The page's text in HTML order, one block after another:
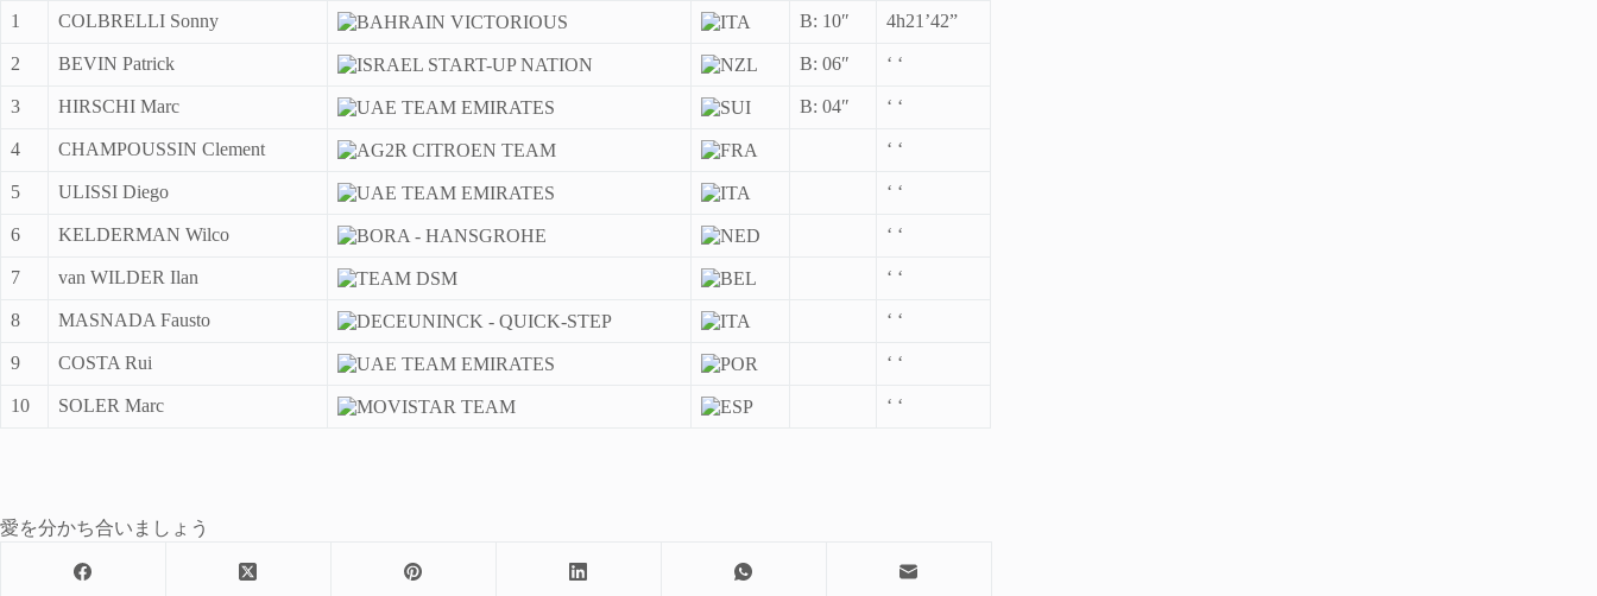
1 COLBRELLI Sonny B: 10″ 4h21’42”
2 BEVIN Patrick B: 06″ ‘ ‘
3 HIRSCHI Marc B: 04″ ‘ ‘
4 CHAMPOUSSIN Clement ‘ ‘
5 ULISSI Diego ‘ ‘
6 KELDERMAN Wilco ‘ ‘
7 van WILDER Ilan ‘ ‘
8 MASNADA Fausto ‘ ‘
9 COSTA Rui ‘ ‘
10 SOLER Marc ‘ ‘
愛を分かち合いましょう